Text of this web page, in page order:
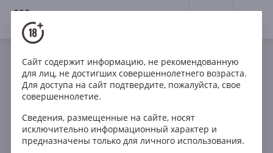
18+
Весь коньяк Армения Франция
3 года 5 лет VSOP
Сайт содержит информацию, не рекомендованную
для лиц, не достигших совершеннолетнего возраста.
Для доступа на сайт подтвердите, пожалуйста, свое
совершеннолетие.
Сведения, размещенные на сайте, носят
исключительно информационный характер и
предназначены только для личного использования.